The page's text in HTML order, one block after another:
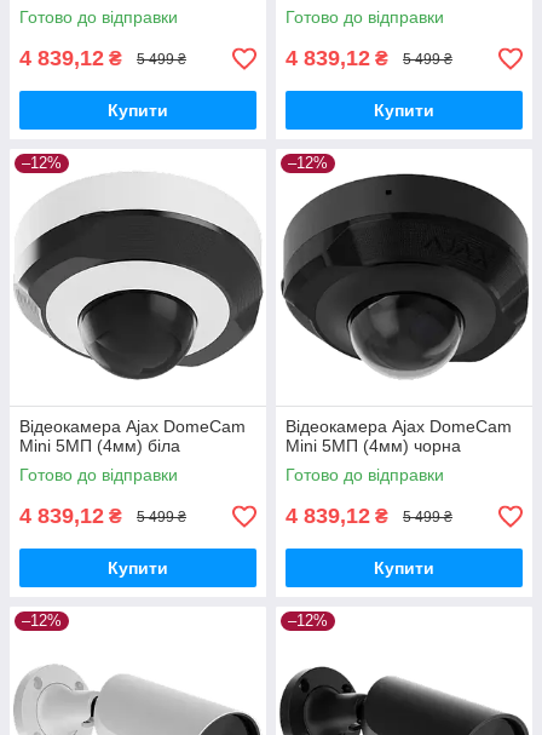
Готово до відправки
4 839,12 ₴ 5 499 ₴
Купити
Готово до відправки
4 839,12 ₴ 5 499 ₴
Купити
–12%
Відеокамера Ajax DomeCam
Mini 5МП (4мм) біла
Готово до відправки
4 839,12 ₴ 5 499 ₴
Купити
–12%
Відеокамера Ajax DomeCam
Mini 5МП (4мм) чорна
Готово до відправки
4 839,12 ₴ 5 499 ₴
Купити
–12% –12%